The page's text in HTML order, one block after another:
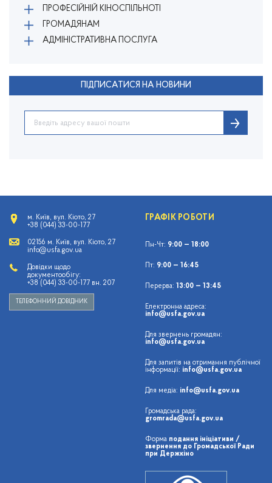
ПРОФЕСІЙНІЙ КІНОСПІЛЬНОТІ
ГРОМАДЯНАМ
АДМІНІСТРАТИВНА ПОСЛУГА
ПІДПИСАТИСЯ НА НОВИНИ
м. Київ, вул. Кіото, 27
+38 (044) 33-00-177
02156 м. Київ, вул. Кіото, 27
info@usfa.gov.ua
Довідки щодо
документообігу:
+38 (044) 33-00-177 вн. 207
ТЕЛЕФОННИЙ ДОВІДНИК
ГРАФІК РОБОТИ
Пн-Чт: 9:00 — 18:00
Пт: 9:00 — 16:45
Перерва: 13:00 — 13:45
Електронна адреса:
info@usfa.gov.ua
Для звернень громадян:
info@usfa.gov.ua
Для запитів на отримання публічної
інформації: info@usfa.gov.ua
Для медіа: info@usfa.gov.ua
Громадська рада:
gromrada@usfa.gov.ua
Форма подання ініціативи /
звернення до Громадської Ради
при Держкіно